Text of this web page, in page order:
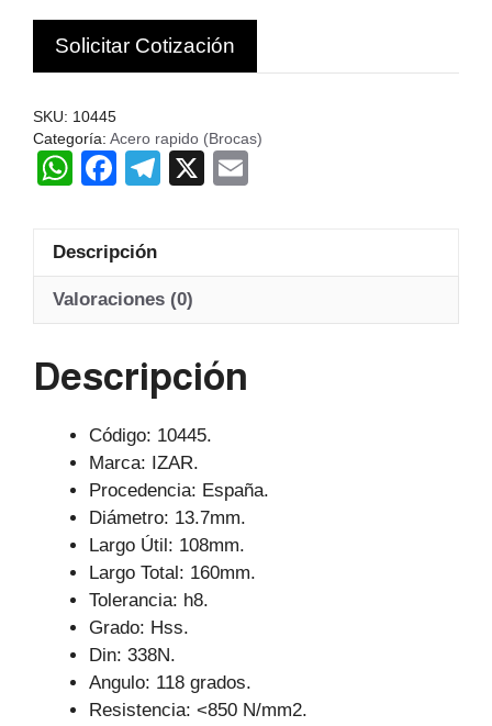
D-
13.7MM
LT-
LU-
108MM
HSS
Solicitar Cotización
SKU: 10445
Categoría: Acero rapido (Brocas)
W
at
s
A
p
F
c
e
b
o
T
gr
a
X
Descripción
Valoraciones (0)
Descripción
Código: 10445.
Marca: IZAR.
Procedencia: España.
Diámetro: 13.7mm.
Largo Útil: 108mm.
Largo Total: 160mm.
Tolerancia: h8.
Grado: Hss.
Din: 338N.
Angulo: 118 grados.
Resistencia: <850 N/mm2.